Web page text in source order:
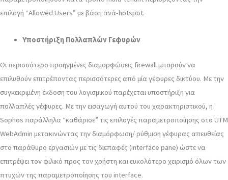
επιλογή “Allowed Users” με βάση ανά-hotspot.
Υποστήριξη Πολλαπλών Γεφυρών
Οι περισσότερo προηγμένες διαμορφώσεις firewall μπορούν να
επιλυθούν επιτρέποντας περισσότερες από μία γέφυρες δικτύου. Με την
συγκεκριμένη έκδοση του λογισμικού παρέχεται υποστήριξη για
πολλαπλές γέφυρες. Με την εισαγωγή αυτού του χαρακτηριστικού, η
Sophos παράλληλα “καθάρισε” τις επιλογές παραμετροποίησης στο UTM
WebAdmin μετακινώντας την διαμόρφωση/ ρύθμιση γέφυρας απευθείας
στο παράθυρο εργασιών με τις διεπαφές (interface pane) ώστε να
επιτρέψει τον φιλικό προς τον χρήστη και ευκολότερο χειρισμό όλων των
πτυχών της παραμετροποίησης του interface.